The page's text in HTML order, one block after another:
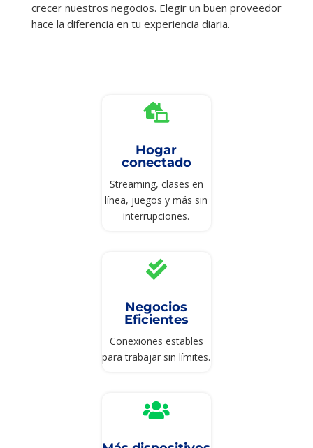
crecer nuestros negocios. Elegir un buen proveedor
hace la diferencia en tu experiencia diaria.

Hogar
conectado
Streaming, clases en
línea, juegos y más sin
interrupciones.

Negocios
Eficientes
Conexiones estables
para trabajar sin límites.
